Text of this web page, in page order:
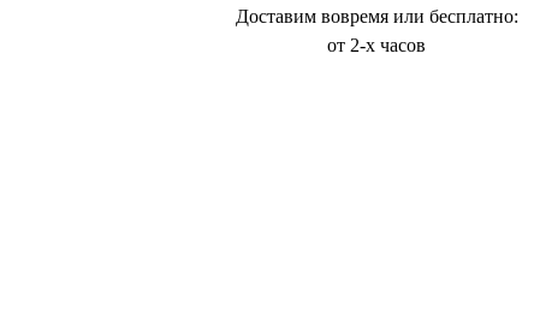
Доставим вовремя или бесплатно:
от 2-х часов